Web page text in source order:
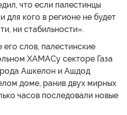
что если палестинцы
для кого в регионе не будет
ни стабильности».
слов, палестинские
ХАМАСу секторе Газа
Ашкелон и Ашдод
доме, ранив двух мирных
часов последовали новые